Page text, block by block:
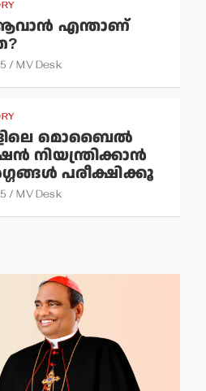
എന്താണ്
MV Desk
മൊബൈല്‍
നിയന്ത്രിക്കാന്‍
പരീക്ഷിക്കൂ
MV Desk